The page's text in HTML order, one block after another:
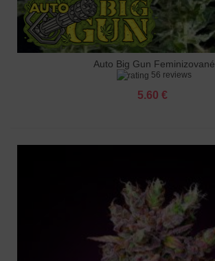
Auto Big Gun Feminizované
56 reviews
5.60 €